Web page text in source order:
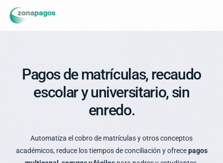
Pagos de matrículas, recaudo
escolar y universitario, sin
enredo.
Automatiza el cobro de matrículas y otros conceptos
académicos, reduce los tiempos de conciliación y ofrecepagos